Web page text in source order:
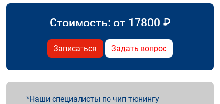
Стоимость: от 17800 ₽
Записаться Задать вопрос
Наши специалисты по чип тюнингу